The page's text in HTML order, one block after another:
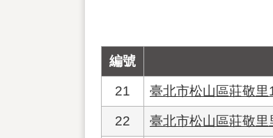
編號
21 臺北市松山區莊敬
22 臺北市松山區莊敬